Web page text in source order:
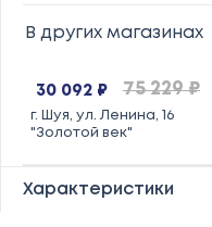
В других магазинах
30 092 ₽ 75 229 ₽
г. Шуя, ул. Ленина, 16
"Золотой век"
Характеристики